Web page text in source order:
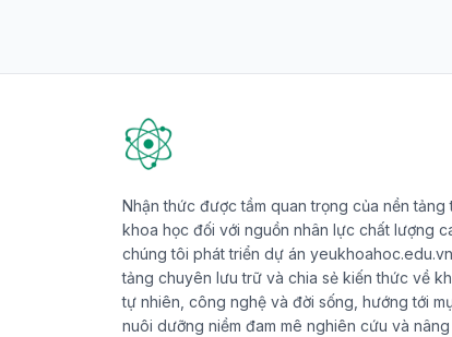
Nhận thức được tầm quan trọng của nền tảng
khoa học đối với nguồn nhân lực chất lượng
chúng tôi phát triển dự án
tảng chuyên lưu trữ và chia sẻ kiến thức về
tự nhiên, công nghệ và đời sống, hướng tới
nuôi dưỡng niềm đam mê nghiên cứu và